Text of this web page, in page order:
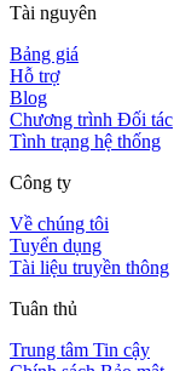
Tài nguyên
Bảng giá
Hỗ trợ
Blog
Chương trình Đối tác
Tình trạng hệ thống
Công ty
Về chúng tôi
Tuyển dụng
Tài liệu truyền thông
Tuân thủ
Trung tâm Tin cậy